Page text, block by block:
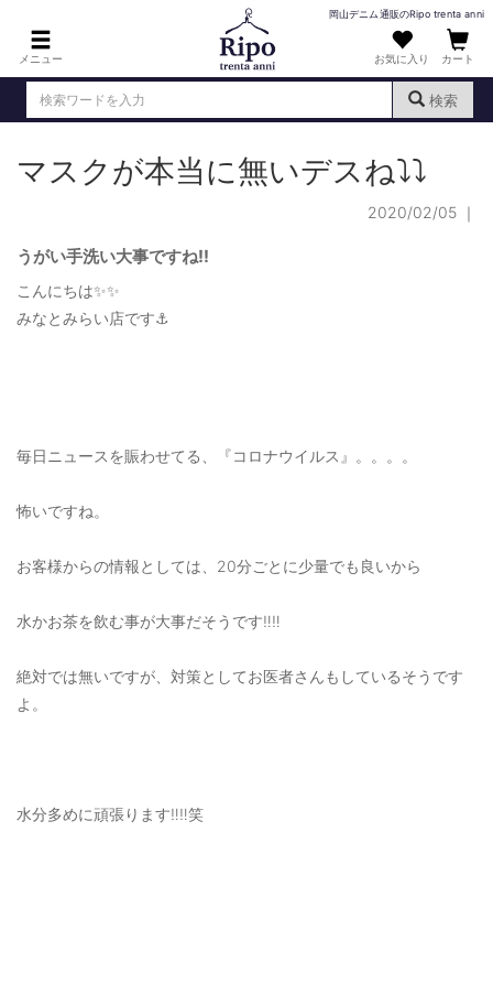
メニュー
岡山デニム通販のRipo trenta anni
お気に入り カート
検索
ログイン （新規会員登録 ）
DENIM : デニム
PANTS : パンツ
SHIRT : シャツ
OUTERS : アウター
LADIES : レディース
TOPS : トップス
MENS : メンズ
マスクが本当に無いデスね⤵︎⤵︎
2020/02/05 ｜
うがい手洗い大事ですね‼️
こんにちは✨✨
みなとみらい店です⚓︎
毎日ニュースを賑わせてる、『コロナウイルス』。。。。
怖いですね。
お客様からの情報としては、20分ごとに少量でも良いから
水かお茶を飲む事が大事だそうです‼️‼️
絶対では無いですが、対策としてお医者さんもしているそうです
よ。
水分多めに頑張ります‼️‼️笑